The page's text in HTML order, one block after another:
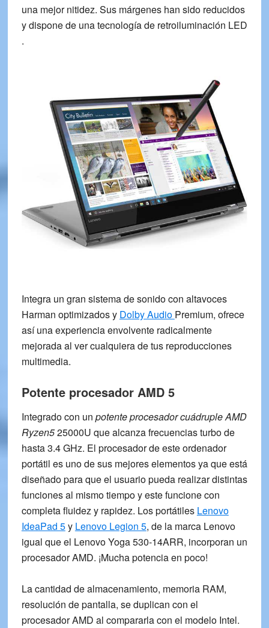
una mejor nitidez. Sus márgenes han sido reducidos
y dispone de una tecnología de retroiluminación LED
.
Integra un gran sistema de sonido con altavoces
Harman optimizados y Dolby Audio Premium, ofrece
así una experiencia envolvente radicalmente
mejorada al ver cualquiera de tus reproducciones
multimedia.
Potente procesador AMD 5
Integrado con un potente procesador cuádrupleAMD
Ryzen525000U que alcanza frecuencias turbo de
hasta3.4 GHz. El procesador de este ordenador
portátil es uno de sus mejores elementos ya que está
diseñado para que el usuario pueda realizar distintas
funciones al mismo tiempo y este funcione con
completa fluidez y rapidez. Los portátiles Lenovo
IdeaPad 5y Lenovo Legion 5, de la marca Lenovo
igual que el Lenovo Yoga 530-14ARR, incorporan un
procesador AMD. ¡Mucha potencia en poco!
La cantidad de almacenamiento, memoria RAM,
resolución de pantalla, se duplican con el
procesador AMD al compararla con el modelo Intel.